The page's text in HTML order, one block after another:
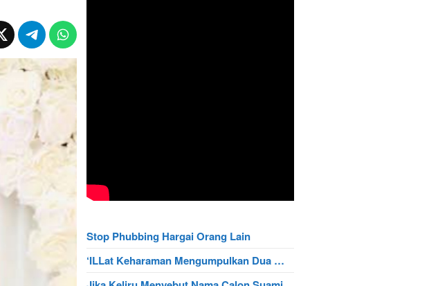
Stop Phubbing Hargai Orang Lain
‘ILLat Keharaman Mengumpulkan Dua …